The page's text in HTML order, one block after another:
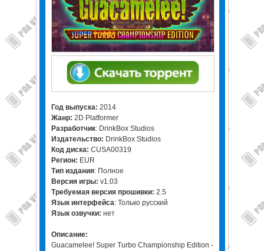
Год выпуска: 2014
Жанр: 2D Platformer
Разработчик: DrinkBox Studios
Издательство: DrinkBox Studios
Код диска: CUSA00319
Регион: EUR
Тип издания: Полное
Версия игры: v1.03
Требуемая версия прошивки: 2.5
Язык интерфейса: Только русский
Язык озвучки: нет
Описание:
Guacamelee! Super Turbo Championship Edition -